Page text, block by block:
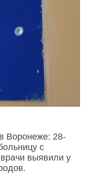
Воронеже: 28-
с
выявили у